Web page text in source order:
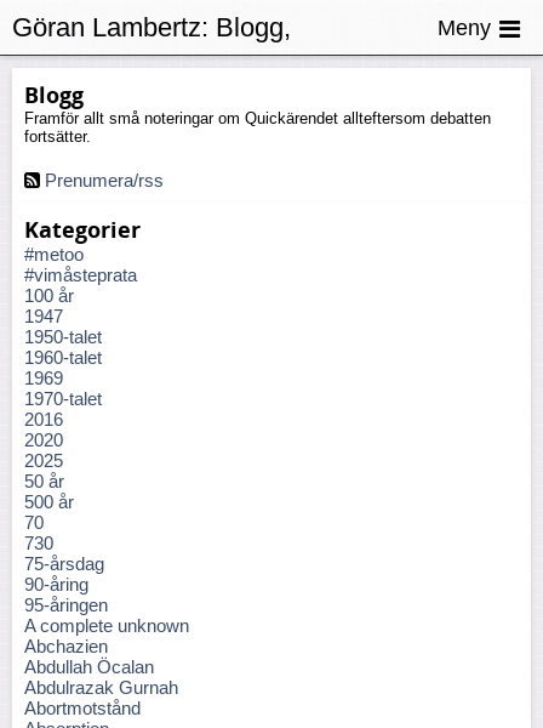
Blogg
Framför allt små noteringar om Quickärendet allteftersom debatten
fortsätter.
Prenumera/rss
Kategorier
#metoo
#vimåsteprata
100 år
1947
1950-talet
1960-talet
1969
1970-talet
2016
2020
2025
50 år
500 år
70
730
75-årsdag
90-åring
95-åringen
A complete unknown
Abchazien
Abdullah Öcalan
Abdulrazak Gurnah
Abortmotstånd
Göran Lambertz: Blogg,
Personlighetsförändringar
Meny